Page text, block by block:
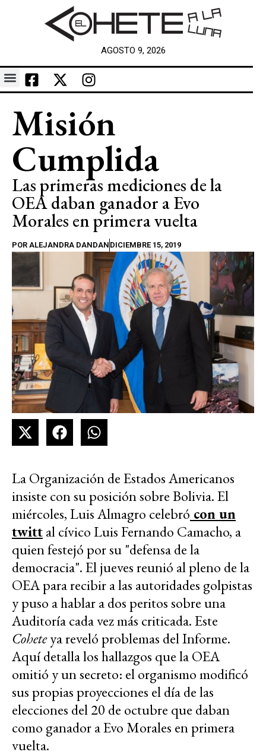
AGOSTO 9, 2026
Misión
Cumplida
Las primeras mediciones de la
OEA daban ganador a Evo
Morales en primera vuelta
POR ALEJANDRA DANDAN DICIEMBRE 15, 2019
La Organización de Estados Americanos
insiste con su posición sobre Bolivia. El
miércoles, Luis Almagro celebró con un
twittal cívico Luis Fernando Camacho, a
quien festejó por su "defensa de la
democracia". El jueves reunió al pleno de la
OEA para recibir a las autoridades golpistas
y puso a hablar a dos peritos sobre una
Auditoría cada vez más criticada. Este
Coheteya reveló problemas del Informe.
Aquí detalla los hallazgos que la OEA
omitió y un secreto: el organismo modificó
sus propias proyecciones el día de las
elecciones del 20 de octubre que daban
como ganador a Evo Morales en primera
vuelta.